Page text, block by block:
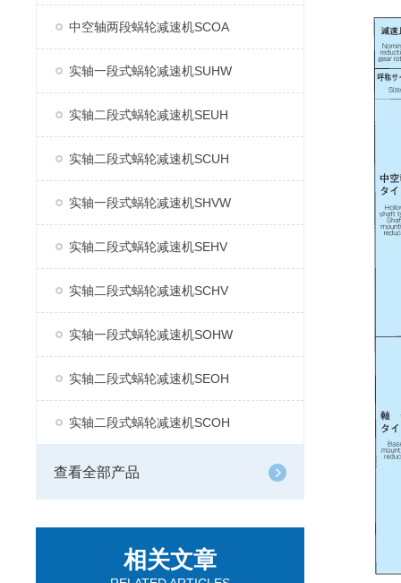
中空轴两段蜗轮减速机SCOA
实轴一段式蜗轮减速机SUHW
实轴二段式蜗轮减速机SEUH
实轴二段式蜗轮减速机SCUH
实轴一段式蜗轮减速机SHVW
实轴二段式蜗轮减速机SEHV
实轴二段式蜗轮减速机SCHV
实轴一段式蜗轮减速机SOHW
实轴二段式蜗轮减速机SEOH
实轴二段式蜗轮减速机SCOH
查看全部产品
相关文章